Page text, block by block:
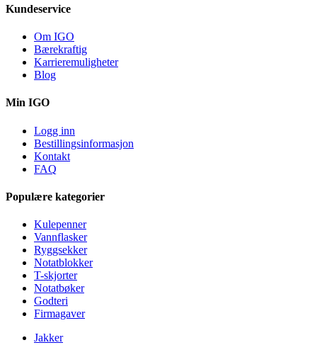
Kundeservice
Om IGO
Bærekraftig
Karrieremuligheter
Blog
Min IGO
Logg inn
Bestillingsinformasjon
Kontakt
FAQ
Populære kategorier
Kulepenner
Vannflasker
Ryggsekker
Notatblokker
T-skjorter
Notatbøker
Godteri
Firmagaver
Jakker